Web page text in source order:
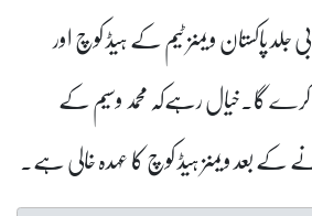
پاکستان ویمنز ٹیم کے ہیڈ کوچ اور
گا۔خیال رہےکہ محمد وسیم کے
بعد ویمنز ہیڈ کوچ کا عہدہ خالی ہے۔